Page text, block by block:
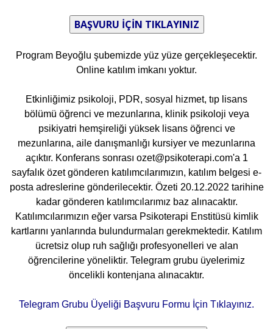
Program Beyoğlu şubemizde yüz yüze gerçekleşecektir.
Online katılım imkanı yoktur.
Etkinliğimiz psikoloji, PDR, sosyal hizmet, tıp lisans
bölümü öğrenci ve mezunlarına, klinik psikoloji veya
psikiyatri hemşireliği yüksek lisans öğrenci ve
mezunlarına, aile danışmanlığı kursiyer ve mezunlarına
açıktır. Konferans sonrası ozet@psikoterapi.com'a 1
sayfalık özet gönderen katılımcılarımızın, katılım belgesi e-
posta adreslerine gönderilecektir. Özeti 20.12.2022 tarihine
kadar gönderen katılımcılarımız baz alınacaktır.
Katılımcılarımızın eğer varsa Psikoterapi Enstitüsü kimlik
kartlarını yanlarında bulundurmaları gerekmektedir. Katılım
ücretsiz olup ruh sağlığı profesyonelleri ve alan
öğrencilerine yöneliktir. Telegram grubu üyelerimiz
öncelikli kontenjana alınacaktır.
Telegram Grubu Üyeliği Başvuru Formu İçin Tıklayınız.